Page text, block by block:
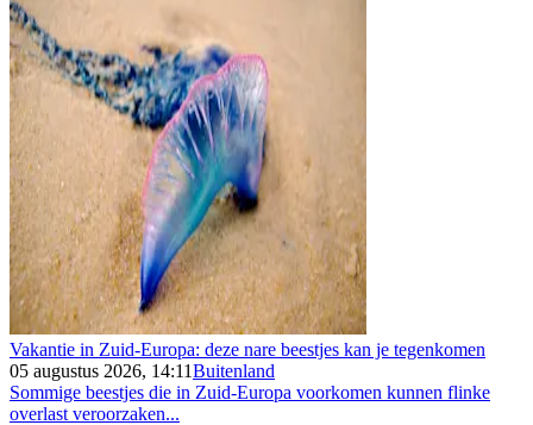
Vakantie in Zuid-Europa: deze nare beestjes kan je tegenkomen
05 augustus 2026, 14:11Buitenland
Sommige beestjes die in Zuid-Europa voorkomen kunnen flinke
overlast veroorzaken...